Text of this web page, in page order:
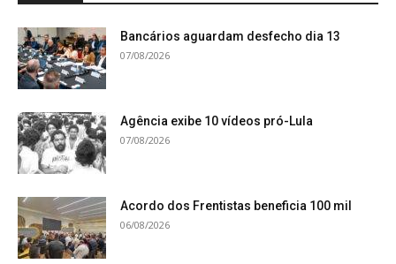
Bancários aguardam desfecho dia 13
07/08/2026
Agência exibe 10 vídeos pró-Lula
07/08/2026
Acordo dos Frentistas beneficia 100 mil
06/08/2026